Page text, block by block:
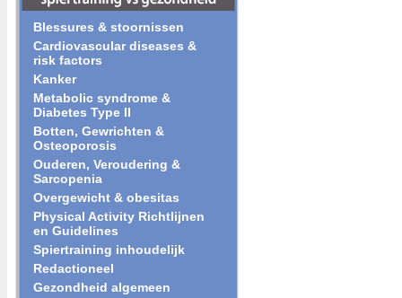
Blessures & stoornissen
Cardiovascular diseases &
risk factors
Kanker
Metabolic syndrome &
Diabetes Type II
Botten, Gewrichten &
Osteoporosis
Ouderen, Veroudering &
Sarcopenia
Overgewicht & obesitas
Physical Activity Richtlijnen
en Guidelines
Spiertraining inhoudelijk
Redactioneel
Gezondheid algemeen